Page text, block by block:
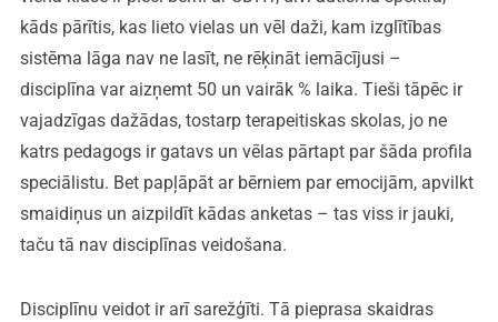
kāds pārītis, kas lieto vielas un vēl daži, kam izglītības
sistēma lāga nav ne lasīt, ne rēķināt iemācījusi –
disciplīna var aizņemt 50 un vairāk % laika. Tieši tāpēc ir
vajadzīgas dažādas, tostarp terapeitiskas skolas, jo ne
katrs pedagogs ir gatavs un vēlas pārtapt par šāda profila
speciālistu. Bet papļāpāt ar bērniem par emocijām, apvilkt
smaidiņus un aizpildīt kādas anketas – tas viss ir jauki,
taču tā nav disciplīnas veidošana.
Disciplīnu veidot ir arī sarežģīti. Tā pieprasa skaidras